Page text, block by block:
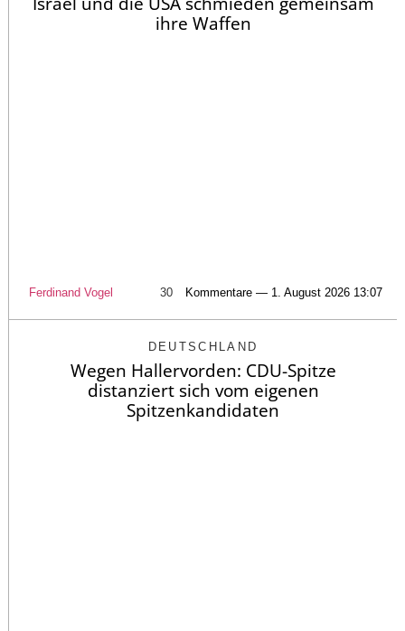
ihre Waffen
Ferdinand Vogel 30 Kommentare — 1. August 2026 13:07
DEUTSCHLAND
Wegen Hallervorden: CDU-Spitze
distanziert sich vom eigenen
Spitzenkandidaten